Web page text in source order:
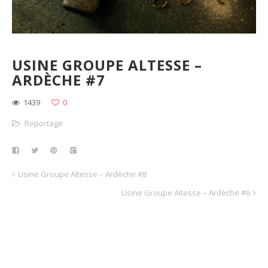
USINE GROUPE ALTESSE –
ARDÈCHE #7
1439
0
Reportage
Usine Groupe Altesse – Ardèche #8
Usine Groupe Altesse – Ardèche #6